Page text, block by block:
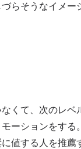
らそうなイメー
くて、次のレベ
ーションをする
値する人を推薦